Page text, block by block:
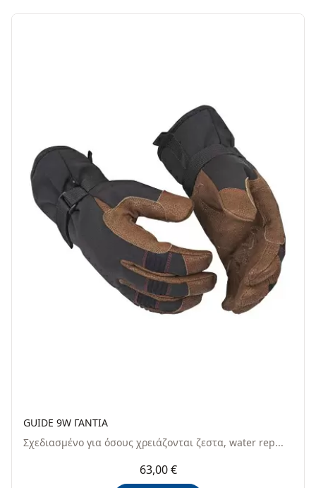
GUIDE 9W ΓΑΝΤΙΑ
Σχεδιασμένο για όσους χρειάζονται ζεστα, water rep...
63,00 €